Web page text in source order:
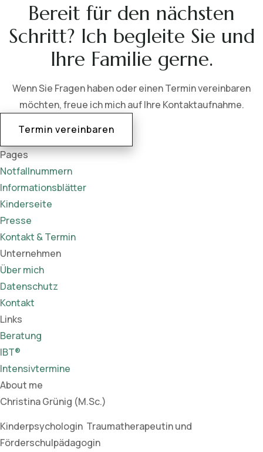
Bereit für den nächsten
Schritt? Ich begleite Sie und
Ihre Familie gerne.
Wenn Sie Fragen haben oder einen Termin vereinbaren
möchten, freue ich mich auf Ihre Kontaktaufnahme.
Termin vereinbaren
Pages
Notfallnummern
Informationsblätter
Kinderseite
Presse
Kontakt & Termin
Unternehmen
Über mich
Datenschutz
Kontakt
Links
Beratung
IBT®
Intensivtermine
About me
Christina Grünig (M.Sc.)
Kinderpsychologin Traumatherapeutin und
Förderschulpädagogin